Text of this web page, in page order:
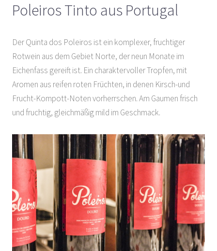
Poleiros Tinto aus Portugal
Der Quinta dos Poleiros ist ein komplexer, fruchtiger
Rotwein aus dem Gebiet Norte, der neun Monate im
Eichenfass gereift ist. Ein charaktervoller Tropfen, mit
Aromen aus reifen roten Früchten, in denen Kirsch-und
Frucht-Kompott-Noten vorherrschen. Am Gaumen frisch
und fruchtig, gleichmäßig mild im Geschmack.